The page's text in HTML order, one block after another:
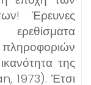
Έρευνες
της
1973). Έτσι